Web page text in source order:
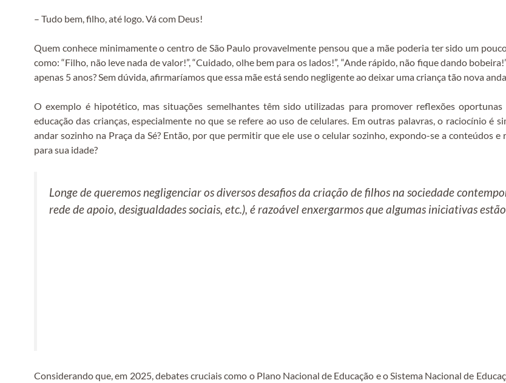
– Tudo bem, filho, até logo. Vá com Deus!
Quem conhece minimamente o centro de São Paulo provavelmente pensou que a mãe poderia ter sido um
como: “Filho, não leve nada de valor!”, “Cuidado, olhe bem para os lados!”, “Ande rápido, não fique dando
apenas 5 anos? Sem dúvida, afirmaríamos que essa mãe está sendo negligente ao deixar uma criança tão nova
O exemplo é hipotético, mas situações semelhantes têm sido utilizadas para promover reflexões
educação das crianças, especialmente no que se refere ao uso de celulares. Em outras palavras, o raciocínio é
andar sozinho na Praça da Sé? Então, por que permitir que ele use o celular sozinho, expondo-se a conteúdos
para sua idade?
Longe de queremos negligenciar os diversos desafios da criação de filhos na sociedade
rede de apoio, desigualdades sociais, etc.), é razoável enxergarmos que algumas iniciativas
Considerando que, em 2025, debates cruciais como o Plano Nacional de Educação e o Sistema Nacional de